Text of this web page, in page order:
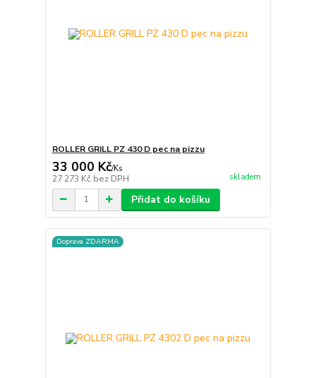
ROLLER GRILL PZ 430 D pec na pizzu
33 000 Kč/Ks
27 273 Kč bez DPH skladem
Přidat do košíku
Doprava ZDARMA